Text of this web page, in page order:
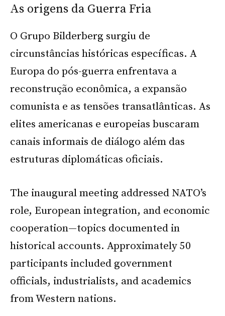
As origens da Guerra Fria
O Grupo Bilderberg surgiu de
circunstâncias históricas específicas. A
Europa do pós-guerra enfrentava a
reconstrução econômica, a expansão
comunista e as tensões transatlânticas. As
elites americanas e europeias buscaram
canais informais de diálogo além das
estruturas diplomáticas oficiais.
The inaugural meeting addressed NATO’s
role, European integration, and economic
cooperation—topics documented in
historical accounts. Approximately 50
participants included government
officials, industrialists, and academics
from Western nations.